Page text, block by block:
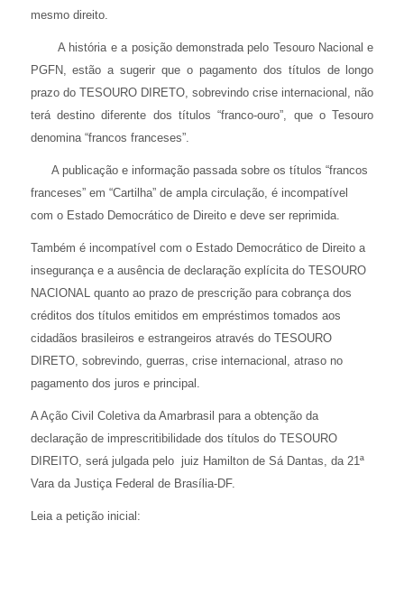
mesmo direito.
A história e a posição demonstrada pelo Tesouro Nacional e
PGFN, estão a sugerir que o pagamento dos títulos de longo
prazo do TESOURO DIRETO, sobrevindo crise internacional, não
terá destino diferente dos títulos “franco-ouro”, que o Tesouro
denomina “francos franceses”.
A publicação e informação passada sobre os títulos “francos
franceses” em “Cartilha” de ampla circulação, é incompatível
com o Estado Democrático de Direito e deve ser reprimida.
Também é incompatível com o Estado Democrático de Direito a
insegurança e a ausência de declaração explícita do TESOURO
NACIONAL quanto ao prazo de prescrição para cobrança dos
créditos dos títulos emitidos em empréstimos tomados aos
cidadãos brasileiros e estrangeiros através do TESOURO
DIRETO, sobrevindo, guerras, crise internacional, atraso no
pagamento dos juros e principal.
A Ação Civil Coletiva da Amarbrasil para a obtenção da
declaração de imprescritibilidade dos títulos do TESOURO
DIREITO, será julgada pelo juiz Hamilton de Sá Dantas, da 21ª
Vara da Justiça Federal de Brasília-DF.
Leia a petição inicial: